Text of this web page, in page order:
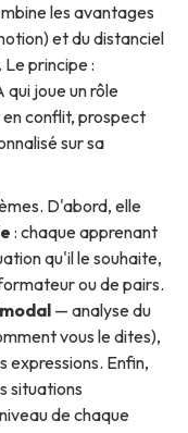
les avantages
et du distanciel
principe :
joue un rôle
conflit, prospect
sur sa
D'abord, elle
: chaque apprenant
qu'il le souhaite,
ou de pairs.
— analyse du
vous le dites),
Enfin,
situations
de chaque